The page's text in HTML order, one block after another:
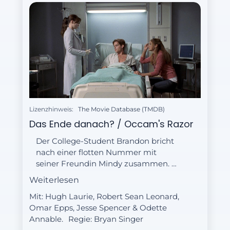
Lizenzhinweis: The Movie Database (TMDB)
Das Ende danach? / Occam's Razor
Der College-Student Brandon bricht
nach einer flotten Nummer mit
seiner Freundin Mindy zusammen. Er
hat hohes Fieber, Husten und sein
ungewöhnlichen Ausschlag befallen.
Mit diesen Beschwerden landet
Brandon schließlich bei Dr. House.
Weiterlesen
Mit: Hugh Laurie, Robert Sean Leonard,
Omar Epps, Jesse Spencer & Odette
Annable.
Regie: Bryan Singer